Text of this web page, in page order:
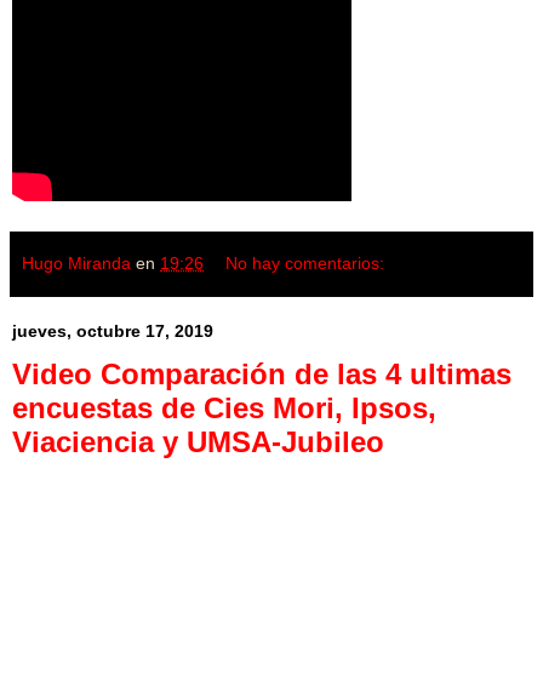
Hugo Miranda en 19:26 No hay comentarios:
jueves, octubre 17, 2019
Video Comparación de las 4 ultimas
encuestas de Cies Mori, Ipsos,
Viaciencia y UMSA-Jubileo